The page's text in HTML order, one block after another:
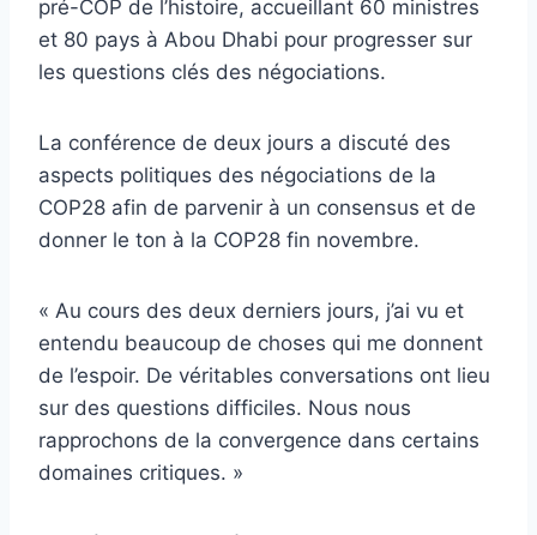
pré-COP de l’histoire, accueillant 60 ministres
et 80 pays à Abou Dhabi pour progresser sur
les questions clés des négociations.
La conférence de deux jours a discuté des
aspects politiques des négociations de la
COP28 afin de parvenir à un consensus et de
donner le ton à la COP28 fin novembre.
« Au cours des deux derniers jours, j’ai vu et
entendu beaucoup de choses qui me donnent
de l’espoir. De véritables conversations ont lieu
sur des questions difficiles. Nous nous
rapprochons de la convergence dans certains
domaines critiques. »